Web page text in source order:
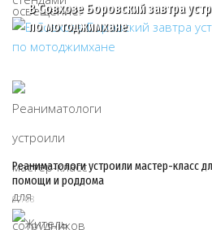
В Совхозе Боровский завтра
по мотоджимхане
Реаниматологи устроили мастер-класс
помощи и роддома
07/08